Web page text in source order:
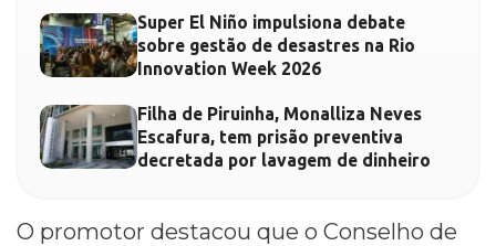
Super El Niño impulsiona debate
sobre gestão de desastres na Rio
Innovation Week 2026
Filha de Piruinha, Monalliza Neves
Escafura, tem prisão preventiva
decretada por lavagem de dinheiro
O promotor destacou que o Conselho de